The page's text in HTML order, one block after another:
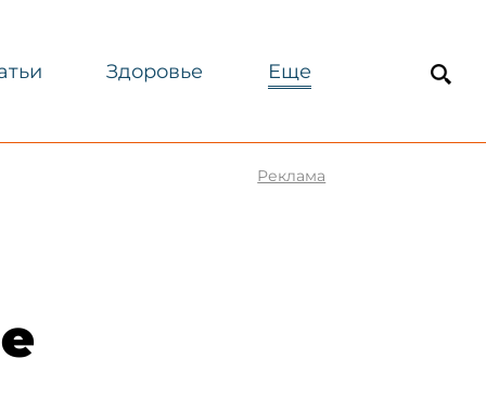
Здоровье Еще
Реклама